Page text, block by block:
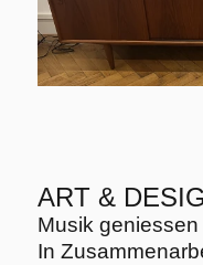
ART &
Musik
In